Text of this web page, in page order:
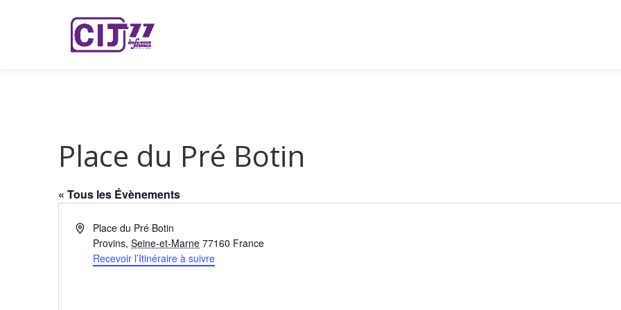
Place du Pré Botin
« Tous les Évènements
AdressePlace du Pré Botin
Provins, Seine-et-Marne 77160 France
Recevoir l’Itinéraire à suivre